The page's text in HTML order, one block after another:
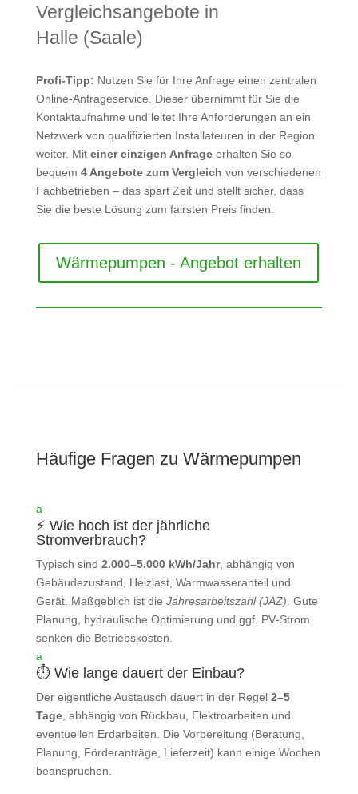
Vergleichsangebote in
Halle (Saale)
Profi-Tipp: Nutzen Sie für Ihre Anfrage einen zentralen
Online-Anfrageservice. Dieser übernimmt für Sie die
Kontaktaufnahme und leitet Ihre Anforderungen an ein
Netzwerk von qualifizierten Installateuren in der Region
weiter. Mit einer einzigen Anfrageerhalten Sie so
bequem 4 Angebote zum Vergleich von verschiedenen
Fachbetrieben – das spart Zeit und stellt sicher, dass
Sie die beste Lösung zum fairsten Preis finden.
Wärmepumpen - Angebot erhalten
Häufige Fragen zu Wärmepumpen
a
⚡ Wie hoch ist der jährliche
Stromverbrauch?
Typisch sind 2.000–5.000 kWh/Jahr, abhängig von
Gebäudezustand, Heizlast, Warmwasseranteil und
Gerät. Maßgeblich ist die Jahresarbeitszahl (JAZ) . Gute
Planung, hydraulische Optimierung und ggf. PV‑Strom
senken die Betriebskosten.
a
⏱️ Wie lange dauert der Einbau?
Der eigentliche Austausch dauert in der Regel 2–5
Tage, abhängig von Rückbau, Elektroarbeiten und
eventuellen Erdarbeiten. Die Vorbereitung (Beratung,
Planung, Förderanträge, Lieferzeit) kann einige Wochen
beanspruchen.